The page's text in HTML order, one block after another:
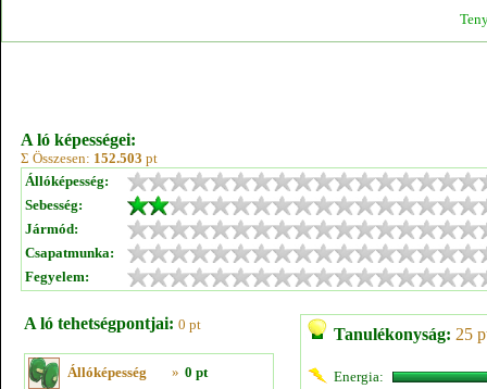
A ló képességei:
Σ Összesen: 152.503 pt
Állóképesség:
Sebesség:
Jármód:
Csapatmunka:
Fegyelem:
A ló tehetségpontjai: 0 pt
Állóképesség » 0 pt
Tanulékonyság: 25
Energia: